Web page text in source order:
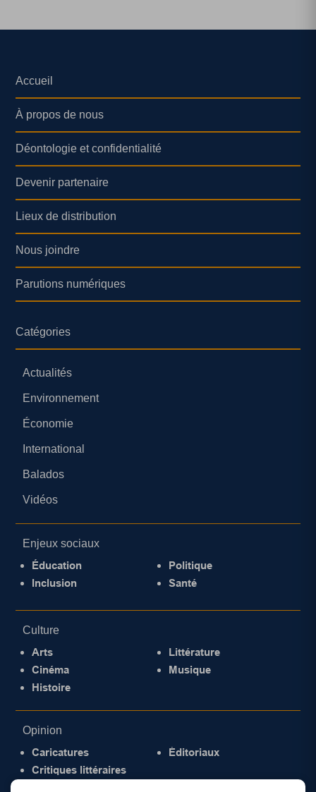
Accueil
À propos de nous
Déontologie et confidentialité
Devenir partenaire
Lieux de distribution
Nous joindre
Parutions numériques
Catégories
Actualités
Environnement
Économie
International
Balados
Vidéos
Enjeux sociaux
Éducation
Inclusion
Politique
Santé
Culture
Arts
Cinéma
Histoire
Littérature
Musique
Opinion
Caricatures
Critiques littéraires
Éditoriaux